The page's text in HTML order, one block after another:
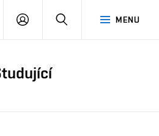
MENU
PŘIHLÁSIT